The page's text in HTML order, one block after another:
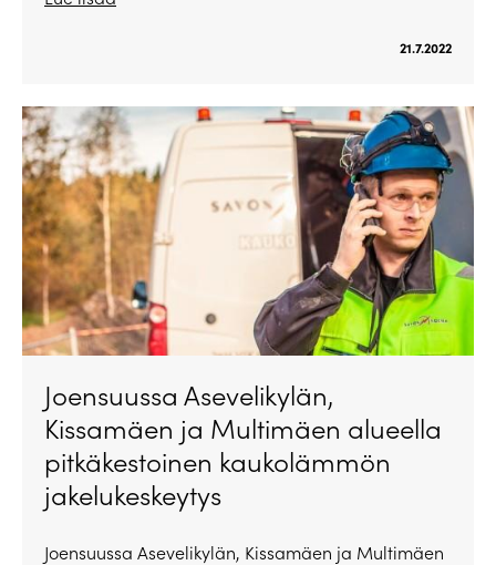
21.7.2022
Joensuussa Asevelikylän,
Kissamäen ja Multimäen alueella
pitkäkestoinen kaukolämmön
jakelukeskeytys
Joensuussa Asevelikylän, Kissamäen ja Multimäen